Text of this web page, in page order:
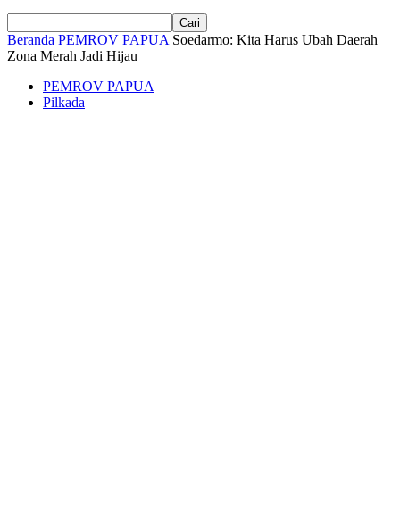
Beranda PEMROV PAPUA Soedarmo: Kita Harus Ubah Daerah
Zona Merah Jadi Hijau
PEMROV PAPUA
Pilkada